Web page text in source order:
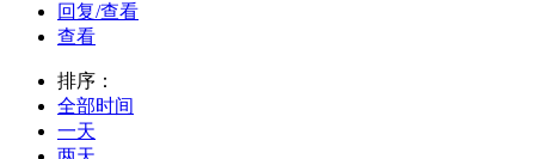
回复/查看
查看
排序：
全部时间
一天